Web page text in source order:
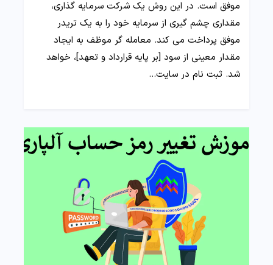
موفق است. در این روش یک شرکت سرمایه‌ گذاری،
مقداری چشم‌ گیری از سرمایه خود را به یک تریدر
موفق پرداخت می کند. معامله گر موظف به ایجاد
مقدار معینی از سود [بر پایه قرارداد و تعهد]، خواهد
شد. ثبت نام در سایت…